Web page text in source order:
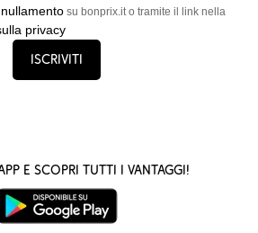
su bonprix.it o tramite il link nella
privacy
Iscriviti
e scopri tutti i vantaggi!